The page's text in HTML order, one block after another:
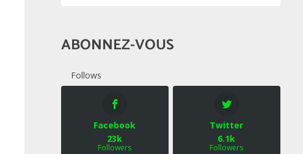
ABONNEZ-VOUS
Follows
Facebook
23k
Followers
Twitter
6.1k
Followers